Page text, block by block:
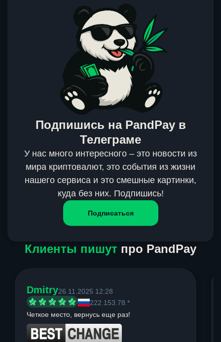
Подпишись на PandPay в
Телеграме
У нас много интересного – это новости из
мира криптовалют, это события из жизни
нашего сервиса и это смешные картинки,
куда без них. Подпишись!
Подписаться
Клиенты пишут про PandPay
Dmitry26.11.2025 12:28
222.153.78.*
Четкое место, вернусь еще раз!